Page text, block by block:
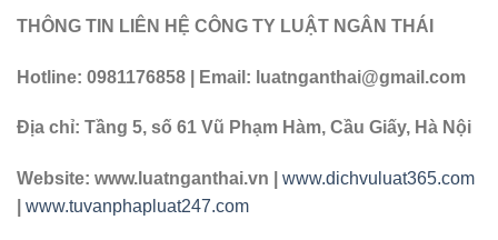
THÔNG TIN LIÊN HỆ CÔNG TY LUẬT NGÂN THÁI
Hotline: 0981176858 | Email: luatnganthai@gmail.com
Địa chỉ: Tầng 5, số 61 Vũ Phạm Hàm, Cầu Giấy, Hà Nội
Website: www.luatnganthai.vn | www.dichvuluat365.com
www.tuvanphapluat247.com